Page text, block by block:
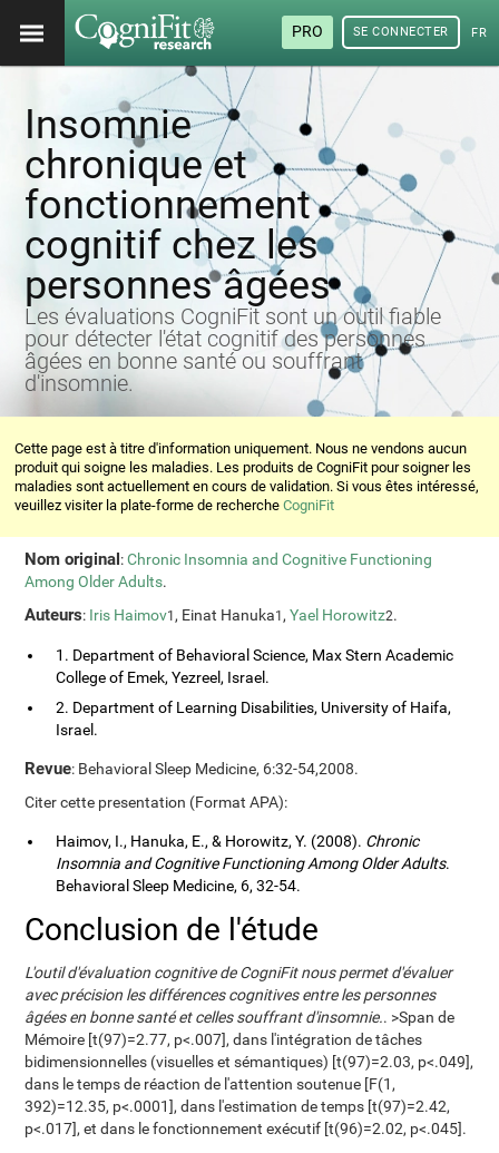
PRO SE CONNECTER
Insomnie
chronique et
fonctionnement
cognitif chez les
personnes âgées
Les évaluations CogniFit sont un outil fiable
pour détecter l'état cognitif des personnes
âgées en bonne santé ou souffrant
d'insomnie.
Cette page est à titre d'information uniquement. Nous ne vendons aucun
produit qui soigne les maladies. Les produits de CogniFit pour soigner les
maladies sont actuellement en cours de validation. Si vous êtes intéressé,
veuillez visiter la plate-forme de rechercheCogniFit
Nom original:Chronic Insomnia and Cognitive Functioning
Among Older Adults.
Auteurs: Iris Haimov1, Einat Hanuka1,Yael Horowitz2.
1. Department of Behavioral Science, Max Stern Academic
College of Emek, Yezreel, Israel.
2. Department of Learning Disabilities, University of Haifa,
Israel.
Revue: Behavioral Sleep Medicine, 6:32-54,2008.
Citer cette presentation (Format APA):
Haimov, I., Hanuka, E., & Horowitz, Y. (2008). Chronic
Insomnia and Cognitive Functioning Among Older Adults.
Behavioral Sleep Medicine, 6, 32-54.
Conclusion de l'étude
L'outil d'évaluation cognitive de CogniFit nous permet d'évaluer
avec précision les différences cognitives entre les personnes
âgées en bonne santé et celles souffrant d'insomnie.. >Span de
Mémoire [t(97)=2.77, p<.007], dans l'intégration de tâches
bidimensionnelles (visuelles et sémantiques) [t(97)=2.03, p<.049],
dans le temps de réaction de l'attention soutenue [F(1,
392)=12.35, p<.0001], dans l'estimation de temps [t(97)=2.42,
p<.017], et dans le fonctionnement exécutif [t(96)=2.02, p<.045].